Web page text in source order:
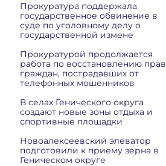
Прокуратура поддержала
государственное обвинение в
суде по уголовному делу о
государственной измене
Прокуратурой продолжается
работа по восстановлению прав
граждан, пострадавших от
телефонных мошенников
В селах Генического округа
создают новые зоны отдыха и
спортивные площадки
Новоалексеевский элеватор
подготовили к приему зерна в
Геническом округе